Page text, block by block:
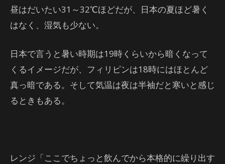
昼はだいたい31～32℃ほどだが、日本の夏ほど暑く
はなく、湿気も少ない。
日本で言うと暑い時期は19時くらいから暗くなって
くるイメージだが、フィリピンは18時にはほとんど
真っ暗である。そして気温は夜は半袖だと寒いと感じ
るときもある。
レンジ「ここでちょっと飲んでから本格的に繰り出す